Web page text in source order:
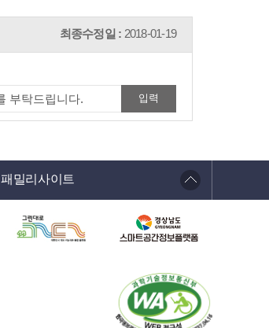
최종수정일 : 2018-01-19
패밀리사이트